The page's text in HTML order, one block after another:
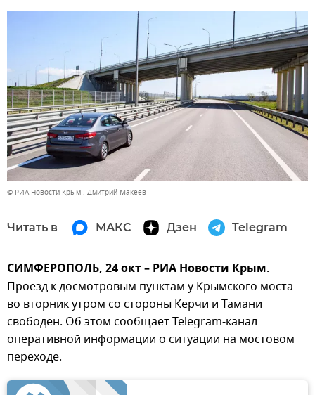
© РИА Новости Крым . Дмитрий Макеев
Читать в МАКС Дзен Telegram
СИМФЕРОПОЛЬ, 24 окт – РИА Новости Крым.
Проезд к досмотровым пунктам у Крымского моста
во вторник утром со стороны Керчи и Тамани
свободен. Об этом сообщает Telegram-канал
оперативной информации о ситуации на мостовом
переходе.